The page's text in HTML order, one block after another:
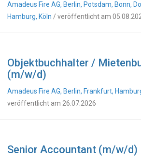
Amadeus Fire AG, Berlin, Potsdam, Bonn,
Hamburg, Köln / veröffentlicht am
Objektbuchhalter /
(m/w/d)
Amadeus Fire AG, Berlin, Frankfurt,
veröffentlicht am 26.07.2026
Senior Accountant (m/w/d)